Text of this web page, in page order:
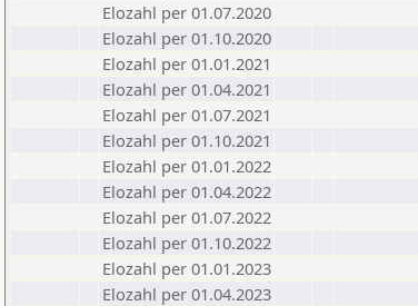
Elozahl per 01.07.2020
Elozahl per 01.10.2020
Elozahl per 01.01.2021
Elozahl per 01.04.2021
Elozahl per 01.07.2021
Elozahl per 01.10.2021
Elozahl per 01.01.2022
Elozahl per 01.04.2022
Elozahl per 01.07.2022
Elozahl per 01.10.2022
Elozahl per 01.01.2023
Elozahl per 01.04.2023